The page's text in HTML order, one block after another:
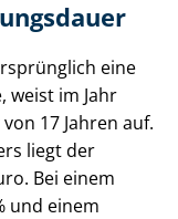
eine
weist im Jahr
17 Jahren auf.
liegt der
Bei einem
und einem